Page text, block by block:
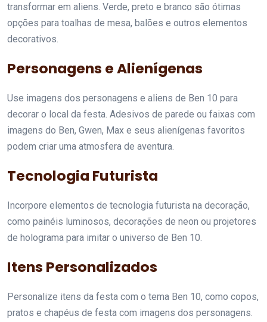
transformar em aliens. Verde, preto e branco são ótimas
opções para toalhas de mesa, balões e outros elementos
decorativos.
Personagens e Alienígenas
Use imagens dos personagens e aliens de Ben 10 para
decorar o local da festa. Adesivos de parede ou faixas com
imagens do Ben, Gwen, Max e seus alienígenas favoritos
podem criar uma atmosfera de aventura.
Tecnologia Futurista
Incorpore elementos de tecnologia futurista na decoração,
como painéis luminosos, decorações de neon ou projetores
de holograma para imitar o universo de Ben 10.
Itens Personalizados
Personalize itens da festa com o tema Ben 10, como copos,
pratos e chapéus de festa com imagens dos personagens.